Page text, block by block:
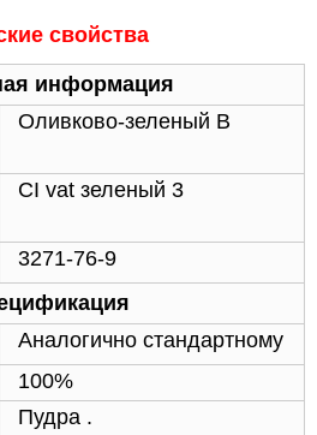
свойства
информация
Оливково-зеленый B
CI vat зеленый 3
3271-76-9
Аналогично стандартному
100%
Пудра .